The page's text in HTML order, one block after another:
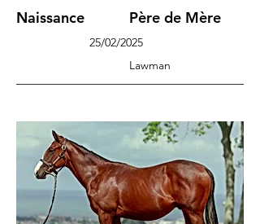
Naissance Père de Mère
25/02/2025
Lawman